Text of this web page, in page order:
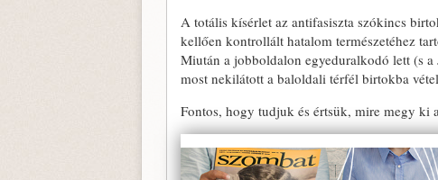
A totális kísérlet az antifasiszta szókincs
kellően kontrollált hatalom természetéhez
Miután a jobboldalon egyeduralkodó lett (s
most nekilátott a baloldali térfél birtokba
Fontos, hogy tudjuk és értsük, mire megy ki